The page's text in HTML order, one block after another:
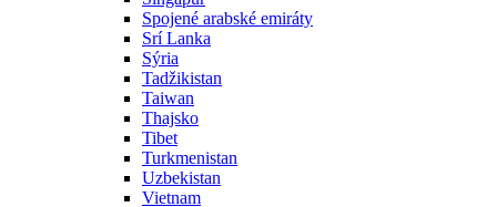
Spojené arabské emiráty
Srí Lanka
Sýria
Tadžikistan
Taiwan
Thajsko
Tibet
Turkmenistan
Uzbekistan
Vietnam